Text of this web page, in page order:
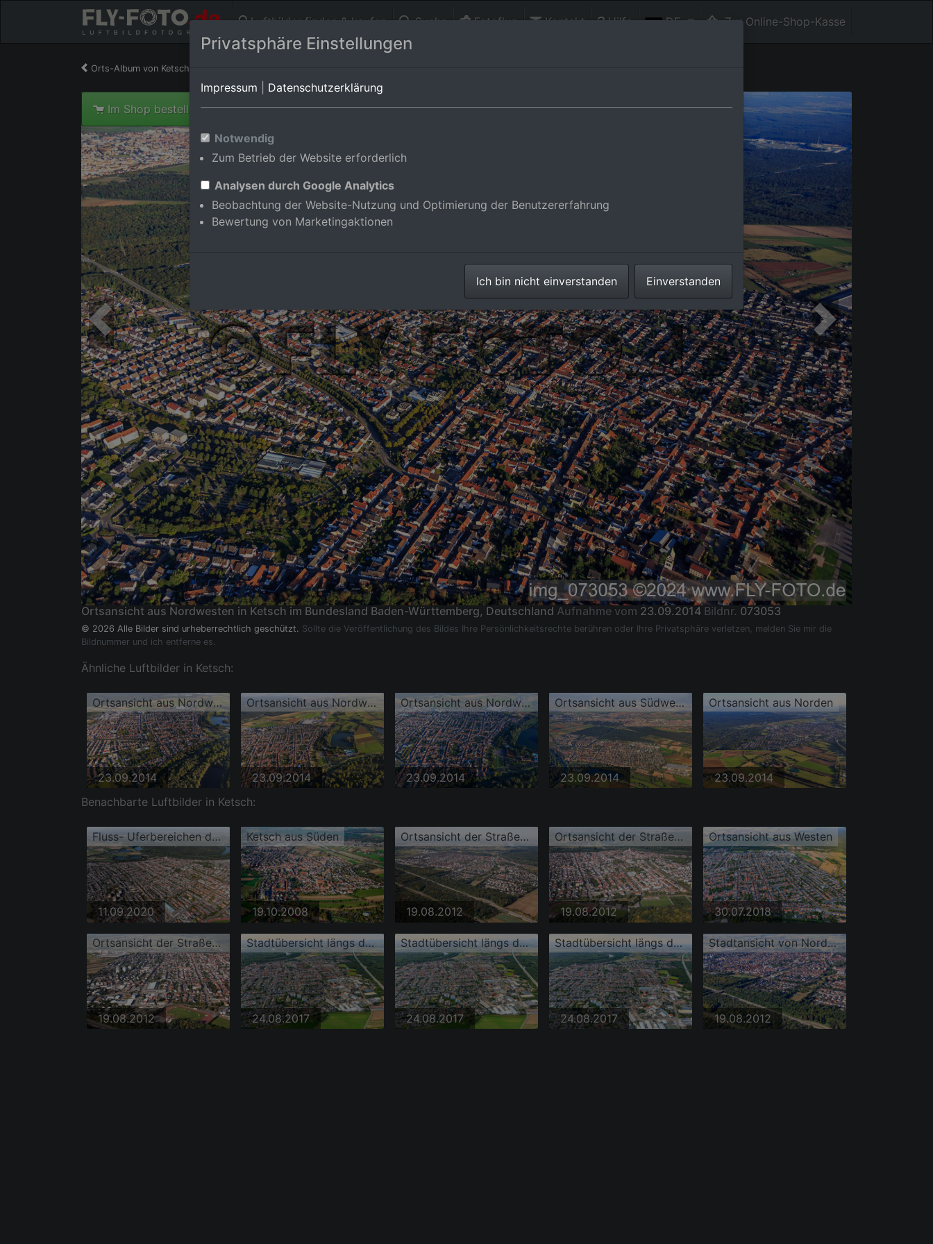
Luftbilder finden & kaufen Suche Fotoflug Kontakt Hilfe DE Zur Online-Shop-Kasse
Orts-Album von Ketsch
Im Shop bestellen
Ortsansicht aus Nordwesten in Ketsch im Bundesland Baden-Württemberg, Deutschland Aufnahme vom 23.09.2014 Bildnr. 073053
© 2026 Alle Bilder sind urheberrechtlich geschützt. Sollte die Veröffentlichung des Bildes Ihre Persönlichkeitsrechte berühren oder Ihre Privatsphäre verletzen, melden Sie mir die
Bildnummer und ich entferne es.
Ähnliche Luftbilder in Ketsch:
Ortsansicht aus Nordwesten
23.09.2014
Ortsansicht aus Nordwesten
23.09.2014
Ortsansicht aus Nordwesten
23.09.2014
Ortsansicht aus Südwesten
23.09.2014
Ortsansicht aus Norden
23.09.2014
Benachbarte Luftbilder in Ketsch:
Fluss- Uferbereichen des Altrheins und der Ketscher Rheininsel
11.09.2020
Ketsch aus Süden
19.10.2008
Ortsansicht der Straßen und Häuser der Wohngebiete
19.08.2012
Ortsansicht der Straßen und Häuser der Wohngebiete
19.08.2012
Ortsansicht aus Westen
30.07.2018
Ortsansicht der Straßen und Häuser der Wohngebiete
19.08.2012
Stadtübersicht längs der A6 aus Südosten
24.08.2017
Stadtübersicht längs der A6 aus Südosten
24.08.2017
Stadtübersicht längs der A6 aus Südosten
24.08.2017
Stadtansicht von Nordosten
19.08.2012
Privatsphäre Einstellungen
Impressum Datenschutzerklärung
Notwendig
Zum Betrieb der Website erforderlich
Analysen durch Google Analytics
Beobachtung der Website-Nutzung und Optimierung der Benutzererfahrung
Bewertung von Marketingaktionen
Ich bin nicht einverstanden Einverstanden